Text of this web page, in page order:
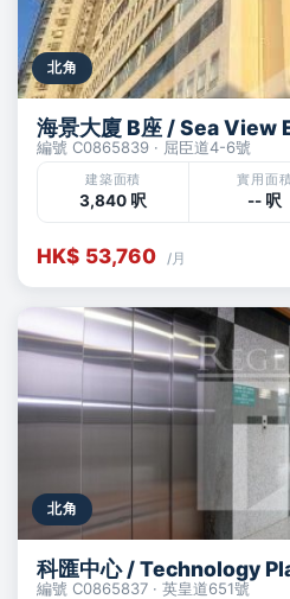
北角
海景大廈 B座 / Sea View
編號 C0865839 · 屈臣道4-6號
建築面積
3,840 呎
實用面
-- 呎
HK$ 53,760 /月
北角
科匯中心 / Technology
編號 C0865837 · 英皇道651號